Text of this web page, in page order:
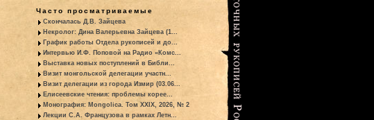
Часто просматриваемые
Скончалась Д.В. Зайцева
Некролог: Дина Валерьевна Зайцева (1...
График работы Отдела рукописей и до...
Интервью И.Ф. Поповой на Радио «Комс...
Выставка новых поступлений в Библи...
Визит монгольской делегации участн...
Визит делегации из города Измир (03.06...
Елисеевские чтения: проблемы корее...
Монография: Mongolica. Том XXIX, 2026, № 2
Лекции С.А. Французова в рамках Летн...